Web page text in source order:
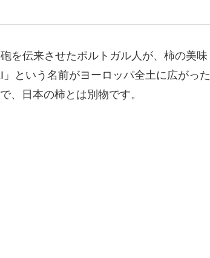
を伝来させたポルトガル人が、柿の美味
という名前がヨーロッパ全土に広がった
、日本の柿とは別物です。